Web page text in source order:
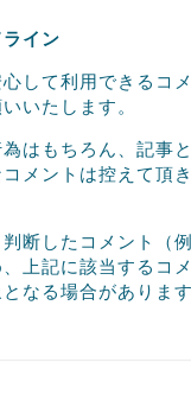
イン
して利用できるコ
いたします。
はもちろん、記事
コメントは控えて頂
断したコメント（
上記に該当するコ
なる場合がありま